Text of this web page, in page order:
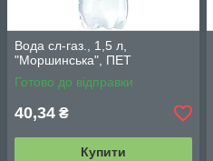
Вода сл-газ., 1,5 л,
"Моршинська", ПЕТ
Готово до відправки
40,34 ₴
Купити